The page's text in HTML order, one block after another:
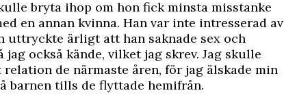
bryta ihop om hon fick minsta misstanke
en annan kvinna. Han var inte intresserad av
uttryckte ärligt att han saknade sex och
också kände, vilket jag skrev. Jag skulle
de närmaste åren, för jag älskade min
barnen tills de flyttade hemifrån.